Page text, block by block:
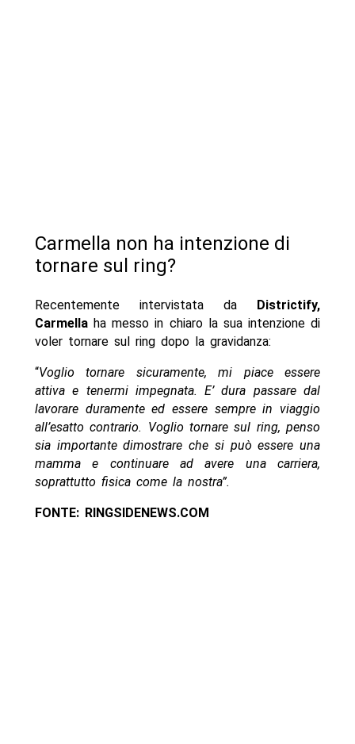
Carmella non ha intenzione di
tornare sul ring?
Recentemente intervistata da
Districtify,
Carmellaha messo in chiaro la sua intenzione di
voler tornare sul ring dopo la gravidanza:
“Voglio tornare sicuramente, mi piace essere
attiva e tenermi impegnata. E’ dura passare dal
lavorare duramente ed essere sempre in viaggio
all’esatto contrario. Voglio tornare sul ring, penso
sia importante dimostrare che si può essere una
mamma e continuare ad avere una carriera,
soprattutto fisica come la nostra”.
FONTE: RINGSIDENEWS.COM